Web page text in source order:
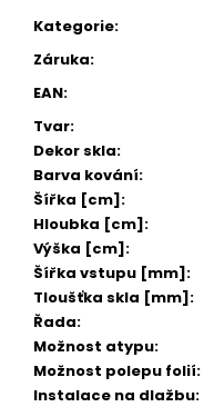
Kategorie:
Záruka:
EAN:
Tvar:
Dekor skla:
Barva kování:
Šířka [cm]:
Hloubka [cm]:
Výška [cm]:
Šířka vstupu [mm]:
Tloušťka skla [mm]:
Řada:
Možnost atypu:
Možnost polepu folií:
Instalace na dlažbu:
SIGMA
SIMPLY
ČTVRTKRUHOVÝ
SPRCHOVÝ
KOUT
900X900,
ČIRÉ
SKLO,
GS5590B
10
920
Kč
Původně:
13
650
Kč